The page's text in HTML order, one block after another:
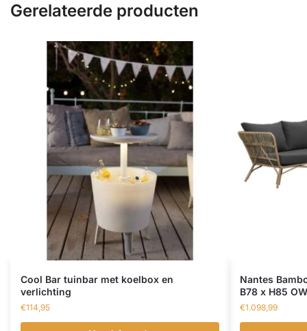
Gerelateerde producten
Cool Bar tuinbar met koelbox en
verlichting
€114,95
Nantes
B78 x H85
€1.098,99